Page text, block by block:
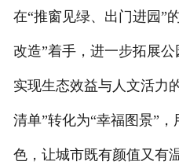
在“推窗见绿、出门进园”
改造”着手，进一步拓展
实现生态效益与人文活力
清单”转化为“幸福图景”
色，让城市既有颜值又有